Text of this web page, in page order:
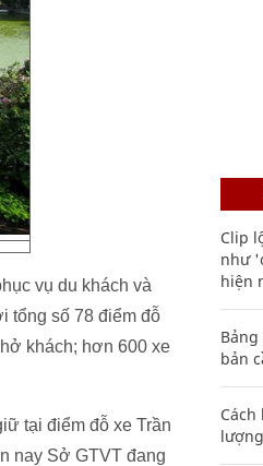
vụ du khách và
tổng số 78 điểm đỗ
khách; hơn 600 xe
tại điểm đỗ xe Trần
nay Sở GTVT đang
Clip
như
hiện
bản